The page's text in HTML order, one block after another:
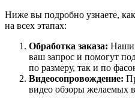
Ниже вы подробно узнаете,
на всех этапах:
Обработка заказа: Наши
ваш запрос и помогут
по размеру, так и по
Видеосопровождение:
видео обзоры желаемых